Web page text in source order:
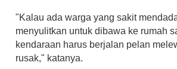
"Kalau ada warga yang sakit
menyulitkan untuk dibawa ke rumah
kendaraan harus berjalan pelan
rusak," katanya.